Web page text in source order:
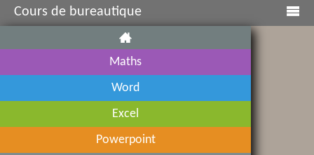
Cours de bureautique
Maths
Word
Excel
Powerpoint
INSCRIPTION